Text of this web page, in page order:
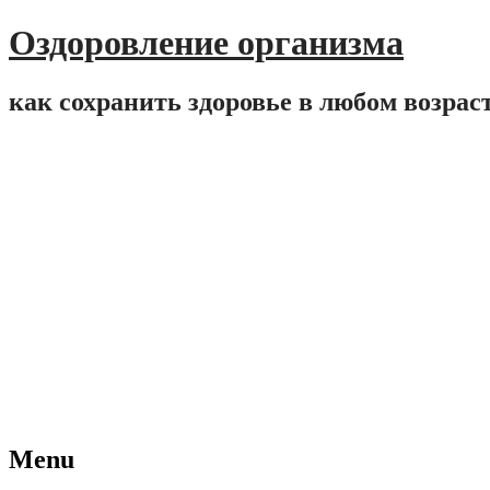
Оздоровление организма
как сохранить здоровье в любом
Menu